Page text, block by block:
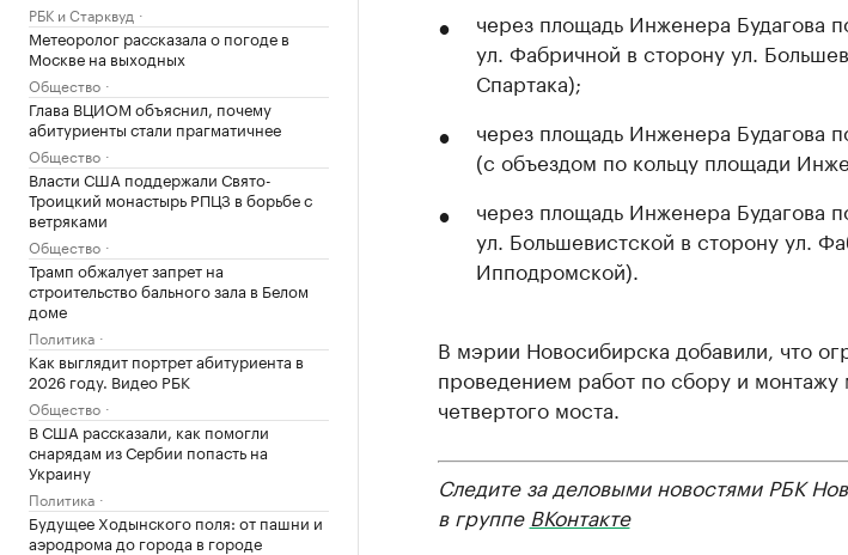
РБК и Старквуд
Метеоролог рассказала о погоде в
Москве на выходных
Общество
Глава ВЦИОМ объяснил, почему
абитуриенты стали прагматичнее
Общество
Власти США поддержали Свято-
Троицкий монастырь РПЦЗ в борьбе с
ветряками
Общество
Трамп обжалует запрет на
строительство бального зала в Белом
доме
Политика
Как выглядит портрет абитуриента в
2026 году. Видео РБК
Общество
В США рассказали, как помогли
снарядам из Сербии попасть на
Украину
Политика
Будущее Ходынского поля: от пашни и
аэродрома до города в городе
через площадь Инженера Будагова
ул. Фабричной в сторону ул.
Спартака);
через площадь Инженера Будагова
(с объездом по кольцу площади
через площадь Инженера Будагова
ул. Большевистской в сторону ул.
Ипподромской).
В мэрии Новосибирска добавили, что
проведением работ по сбору и монтажу
четвертого моста.
Следите за деловыми новостями РБК
в группе ВКонтакте